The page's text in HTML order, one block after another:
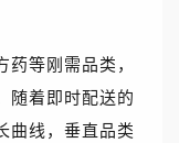
等刚需品类，
随着即时配送的
曲线，垂直品类